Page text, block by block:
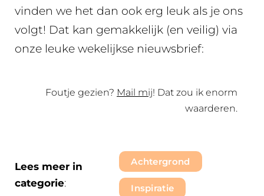
vinden we het dan ook erg leuk als je ons
volgt! Dat kan gemakkelijk (en veilig) via
onze leuke wekelijkse nieuwsbrief:
Foutje gezien? Mail mij! Dat zou ik enorm
waarderen.
Lees meer in
categorie:
Achtergrond
Inspiratie